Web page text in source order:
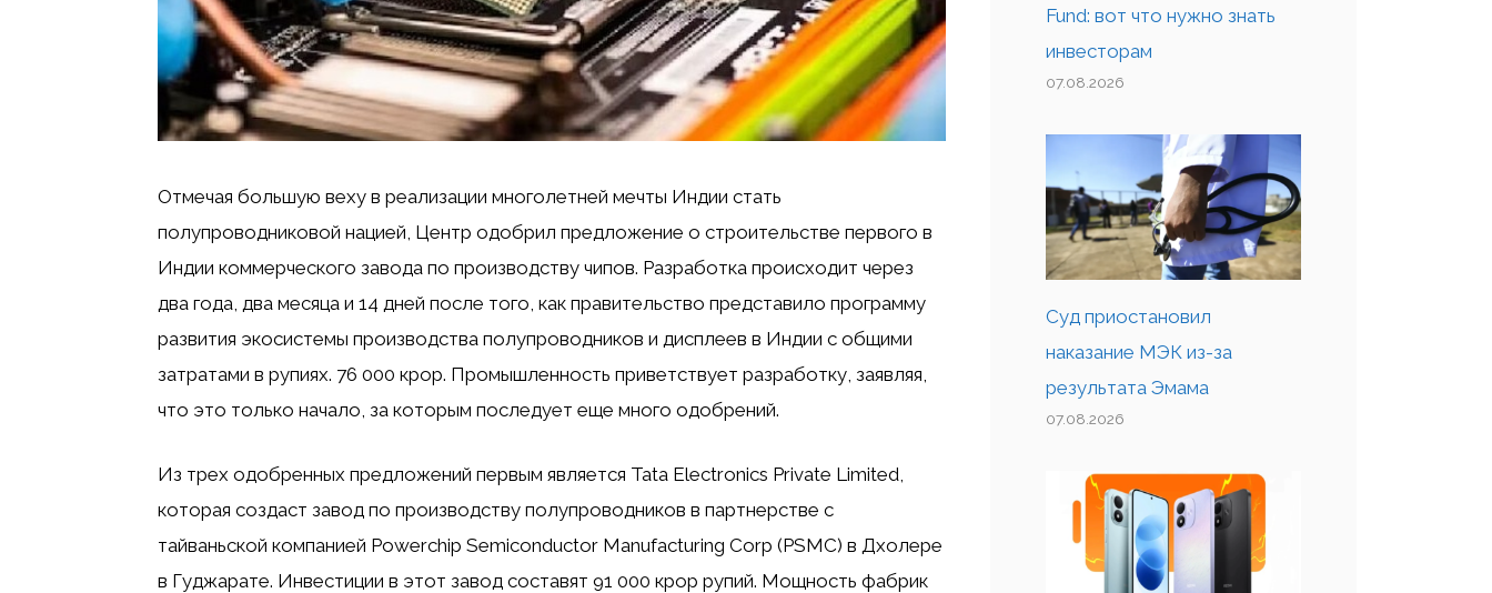
Отмечая большую веху в реализации многолетней мечты Индии стать
полупроводниковой нацией, Центр одобрил предложение о строительстве первого в
Индии коммерческого завода по производству чипов. Разработка происходит через
два года, два месяца и 14 дней после того, как правительство представило программу
развития экосистемы производства полупроводников и дисплеев в Индии с общими
затратами в рупиях. 76 000 крор. Промышленность приветствует разработку, заявляя,
что это только начало, за которым последует еще много одобрений.
Из трех одобренных предложений первым является Tata Electronics Private Limited,
которая создаст завод по производству полупроводников в партнерстве с
тайваньской компанией Powerchip Semiconductor Manufacturing Corp (PSMC) в Дхолере
в Гуджарате. Инвестиции в этот завод составят 91 000 крор рупий. Мощность фабрик
Fund: вот что нужно знать
инвесторам
07.08.2026
Суд приостановил
наказание МЭК из-за
результата Эмама
07.08.2026